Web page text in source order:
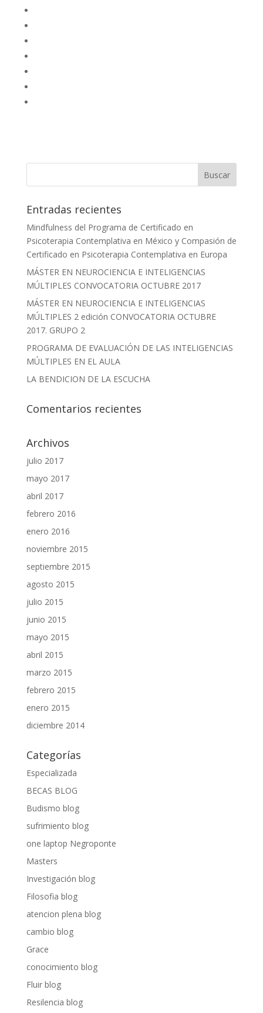
Entradas recientes
Mindfulness del Programa de Certificado en
Psicoterapia Contemplativa en México y Compasión de
Certificado en Psicoterapia Contemplativa en Europa
MÁSTER EN NEUROCIENCIA E INTELIGENCIAS
MÚLTIPLES CONVOCATORIA OCTUBRE 2017
MÁSTER EN NEUROCIENCIA E INTELIGENCIAS
MÚLTIPLES 2 edición CONVOCATORIA OCTUBRE
2017. GRUPO 2
PROGRAMA DE EVALUACIÓN DE LAS INTELIGENCIAS
MÚLTIPLES EN EL AULA
LA BENDICION DE LA ESCUCHA
Comentarios recientes
Archivos
julio 2017
mayo 2017
abril 2017
febrero 2016
enero 2016
noviembre 2015
septiembre 2015
agosto 2015
julio 2015
junio 2015
mayo 2015
abril 2015
marzo 2015
febrero 2015
enero 2015
diciembre 2014
Categorías
Especializada
BECAS BLOG
Budismo blog
sufrimiento blog
one laptop Negroponte
Masters
Investigación blog
Filosofia blog
atencion plena blog
cambio blog
Grace
conocimiento blog
Fluir blog
Resilencia blog